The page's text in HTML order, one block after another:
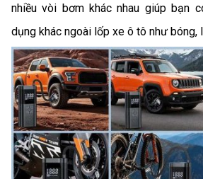
nhiều vòi bơm khác nhau giúp bạn
dụng khác ngoài lốp xe ô tô như bóng,